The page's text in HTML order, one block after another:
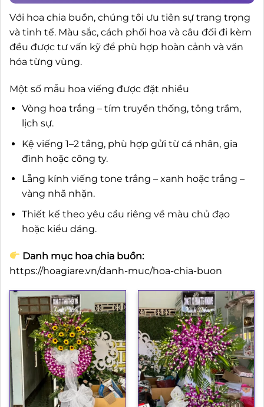
Với hoa chia buồn, chúng tôi ưu tiên sự trang trọng
và tinh tế. Màu sắc, cách phối hoa và câu đối đi kèm
đều được tư vấn kỹ để phù hợp hoàn cảnh và văn
hóa từng vùng.
Một số mẫu hoa viếng được đặt nhiều
Vòng hoa trắng – tím truyền thống, tông trầm,
lịch sự.
Kệ viếng 1–2 tầng, phù hợp gửi từ cá nhân, gia
đình hoặc công ty.
Lẵng kính viếng tone trắng – xanh hoặc trắng –
vàng nhã nhặn.
Thiết kế theo yêu cầu riêng về màu chủ đạo
hoặc kiểu dáng.
Danh mục hoa chia buồn:
https://hoagiare.vn/danh-muc/hoa-chia-buon